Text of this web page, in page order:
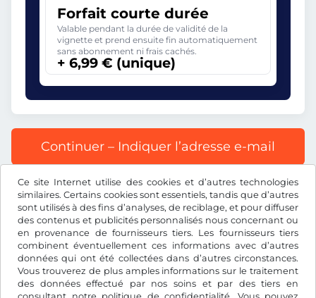
Ce site Internet utilise des cookies et d’autres technologies
similaires. Certains cookies sont essentiels, tandis que d’autres
sont utilisés à des fins d’analyses, de reciblage, et pour diffuser
des contenus et publicités personnalisés nous concernant ou
en provenance de fournisseurs tiers. Les fournisseurs tiers
combinent éventuellement ces informations avec d’autres
données qui ont été collectées dans d’autres circonstances.
Vous trouverez de plus amples informations sur le traitement
des données effectué par nos soins et par des tiers en
Forfait courte durée
Valable pendant la durée de validité de la
vignette et prend ensuite fin automatiquement
sans abonnement ni frais cachés.
+ 6,99 € (unique)
Continuer – Indiquer l’adresse e-mail
Tous les prix s’entendent TVA incluse.
€EUR